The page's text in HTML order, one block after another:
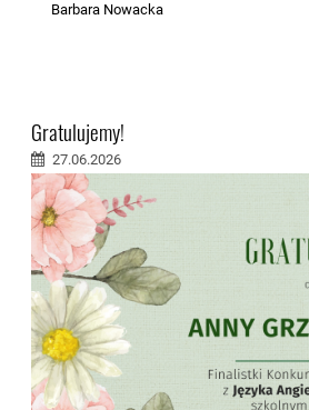
Barbara Nowacka
Gratulujemy!
27.06.2026